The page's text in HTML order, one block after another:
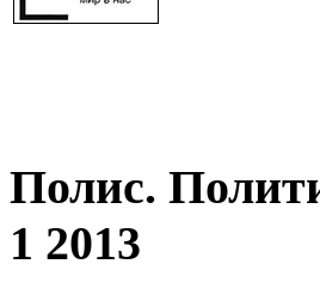
Полис.
1 2013